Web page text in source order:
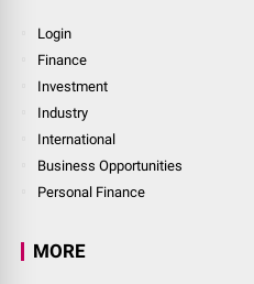
Login
Finance
Investment
Industry
International
Business Opportunities
Personal Finance
MORE